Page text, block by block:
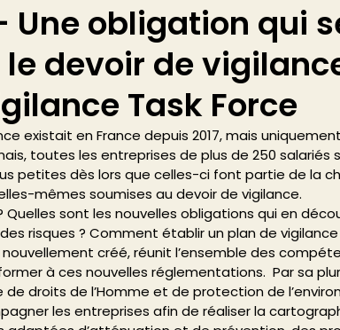
Une obligation qui
devoir de
Task Force
existait en France depuis 2017, mais
toutes les entreprises de plus de 250 salariés
petites dès lors que celles-ci font partie de la
mêmes soumises au devoir de vigilance.
sont les nouvelles obligations qui en
risques ? Comment établir un plan de vigilance
nouvellement créé, réunit l’ensemble des
à ces nouvelles réglementations.  Par sa
droits de l’Homme et de protection de
les entreprises afin de réaliser la